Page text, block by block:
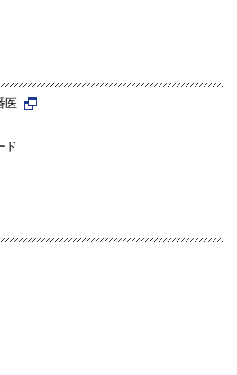
医
ド